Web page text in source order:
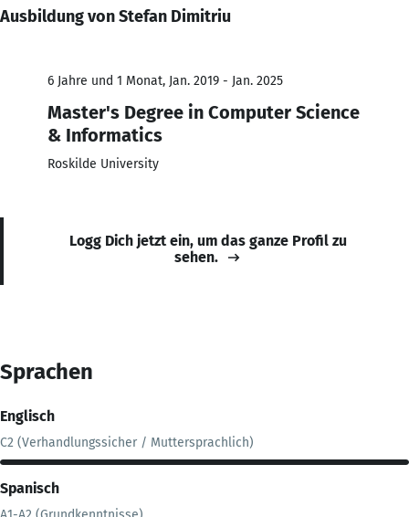
Ausbildung von Stefan Dimitriu
6 Jahre und 1 Monat, Jan. 2019 - Jan. 2025
Master's Degree in Computer Science
& Informatics
Roskilde University
Logg Dich jetzt ein, um das ganze Profil zu
sehen.
Sprachen
Englisch
C2 (Verhandlungssicher / Muttersprachlich)
Spanisch